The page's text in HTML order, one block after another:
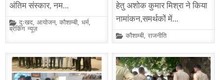
अंतिम संस्कार, नम…
Posted
in
दुःखद,आयोजन,कौशाम्बी,धर्म,
ब्रेकिंग न्यूज़
हेतु अशोक कुमार मिश्रा ने किया
नामांकन,समर्थकों में…
Posted
in
कौशाम्बी,राजनीति